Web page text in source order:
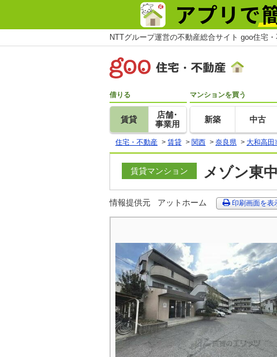
NTTグループ運営の不動産総合サイト goo住宅
借りる
賃貸
店舗･
事業用
マンションを買う
新築 中古
住宅・不動産 > 賃貸 > 関西 > 奈良県 > 大和高田
賃貸マンション メゾン東
情報提供元 アットホーム 印刷画面を表